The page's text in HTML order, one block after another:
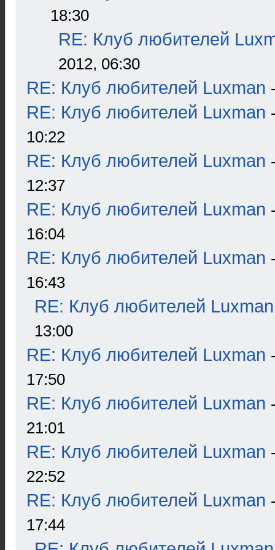
18:30
RE: Клуб любителей
2012, 06:30
RE: Клуб любителей Luxman
RE: Клуб любителей Luxman
10:22
RE: Клуб любителей Luxman
12:37
RE: Клуб любителей Luxman
16:04
RE: Клуб любителей Luxman
16:43
RE: Клуб любителей Luxman
13:00
RE: Клуб любителей Luxman
17:50
RE: Клуб любителей Luxman
21:01
RE: Клуб любителей Luxman
22:52
RE: Клуб любителей Luxman
17:44